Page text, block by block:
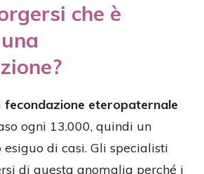
che è
fecondazione eteropaternale
ogni 13.000, quindi un
di casi. Gli specialisti
di questa anomalia perché i